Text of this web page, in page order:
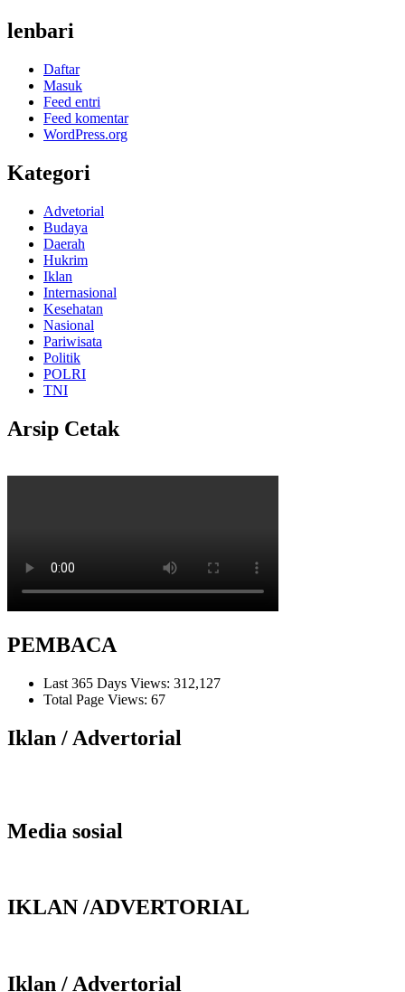
lenbari
Daftar
Masuk
Feed entri
Feed komentar
WordPress.org
Kategori
Advetorial
Budaya
Daerah
Hukrim
Iklan
Internasional
Kesehatan
Nasional
Pariwisata
Politik
POLRI
TNI
Arsip Cetak
PEMBACA
Last 365 Days Views: 312,127
Total Page Views: 67
Iklan / Advertorial
Media sosial
IKLAN /ADVERTORIAL
Iklan / Advertorial